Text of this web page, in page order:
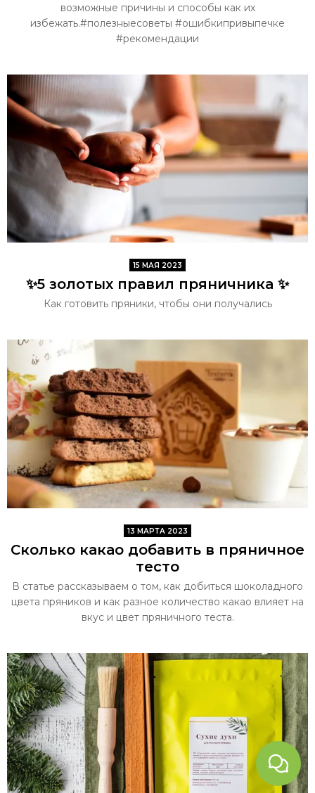
возможные причины и способы как их
избежать.#полезныесоветы #ошибкипривыпечке
#рекомендации
15 МАЯ 2023
✨5 золотых правил пряничника ✨
Как готовить пряники, чтобы они получались
13 МАРТА 2023
Сколько какао добавить в пряничное
тесто
В статье рассказываем о том, как добиться шоколадного
цвета пряников и как разное количество какао влияет на
вкус и цвет пряничного теста.